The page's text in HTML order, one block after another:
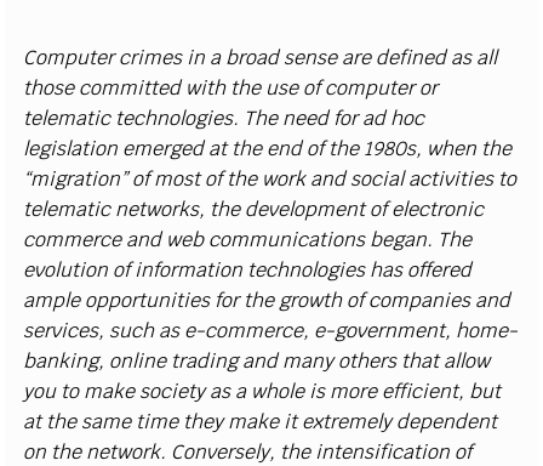
Computer crimes in a broad sense are defined as all
those committed with the use of computer or
telematic technologies. The need for ad hoc
legislation emerged at the end of the 1980s, when the
“migration” of most of the work and social activities to
telematic networks, the development of electronic
commerce and web communications began. The
evolution of information technologies has offered
ample opportunities for the growth of companies and
services, such as e-commerce, e-government, home-
banking, online trading and many others that allow
you to make society as a whole is more efficient, but
at the same time they make it extremely dependent
on the network. Conversely, the intensification of